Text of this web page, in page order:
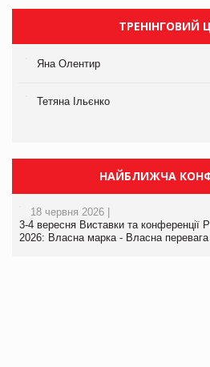
ТРЕНІНГОВИЙ
Яна Олентир
Тетяна Ільєнко
НАЙБЛИЖЧА
18 червня 2026 |
3-4 вересня Виставки та конференції
2026: Власна марка - Власна перевага